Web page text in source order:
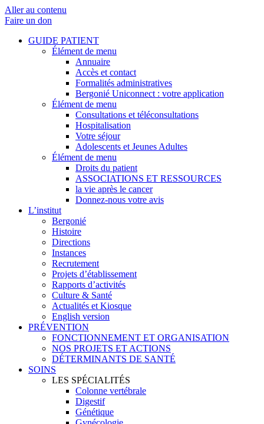
Aller au contenu
Faire un don
GUIDE PATIENT
Élément de menu
Annuaire
Accès et contact
Formalités administratives
Bergonié Uniconnect : votre application
Élément de menu
Consultations et téléconsultations
Hospitalisation
Votre séjour
Adolescents et Jeunes Adultes
Élément de menu
Droits du patient
ASSOCIATIONS ET RESSOURCES
la vie après le cancer
Donnez-nous votre avis
L’institut
Bergonié
Histoire
Directions
Instances
Recrutement
Projets d’établissement
Rapports d’activités
Culture & Santé
Actualités et Kiosque
English version
PRÉVENTION
FONCTIONNEMENT ET ORGANISATION
NOS PROJETS ET ACTIONS
DÉTERMINANTS DE SANTÉ
SOINS
LES SPÉCIALITÉS
Colonne vertébrale
Digestif
Génétique